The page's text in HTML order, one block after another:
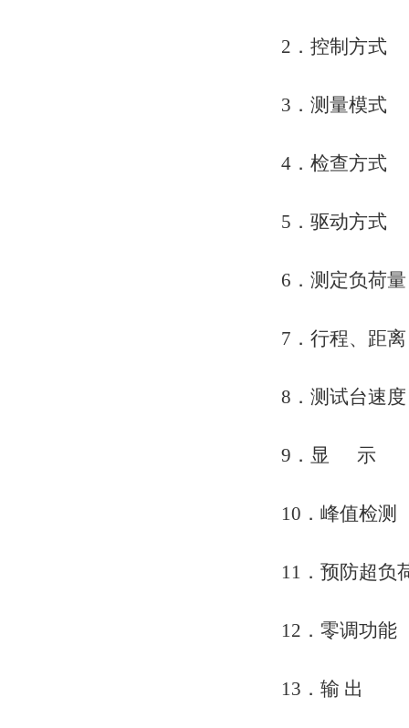
2．控制方
3．测量模式
4．检查方
5．驱动方
6．测定负
7．行程、
8．测试台速
9．显 示 压
10．峰值检
11．预防超负
12．零调功
13．输 出